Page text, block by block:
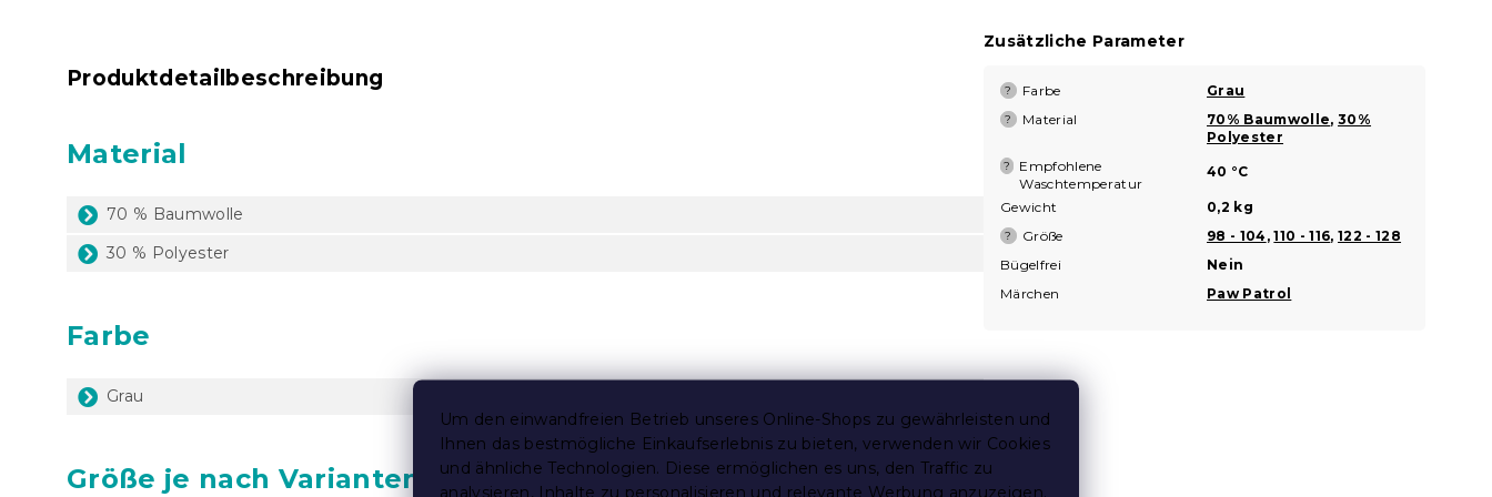
Um den einwandfreien Betrieb unseres Online-Shops zu gewährleisten und
Ihnen das bestmögliche Einkaufserlebnis zu bieten, verwenden wir Cookies
und ähnliche Technologien. Diese ermöglichen es uns, den Traffic zu
analysieren, Inhalte zu personalisieren und relevante Werbung anzuzeigen.
Produktdetailbeschreibung
Material
70 % Baumwolle
30 % Polyester
Farbe
Grau
Größe je nach Variantenauswahl
Zusätzliche Parameter
? Farbe Grau
? Material 70% Baumwolle,30%
Polyester
?
Empfohlene
Waschtemperatur
40 °C
Gewicht 0,2 kg
? Größe 98 - 104 ,110 - 116,122 - 128
Bügelfrei
Nein
Märchen
Paw Patrol